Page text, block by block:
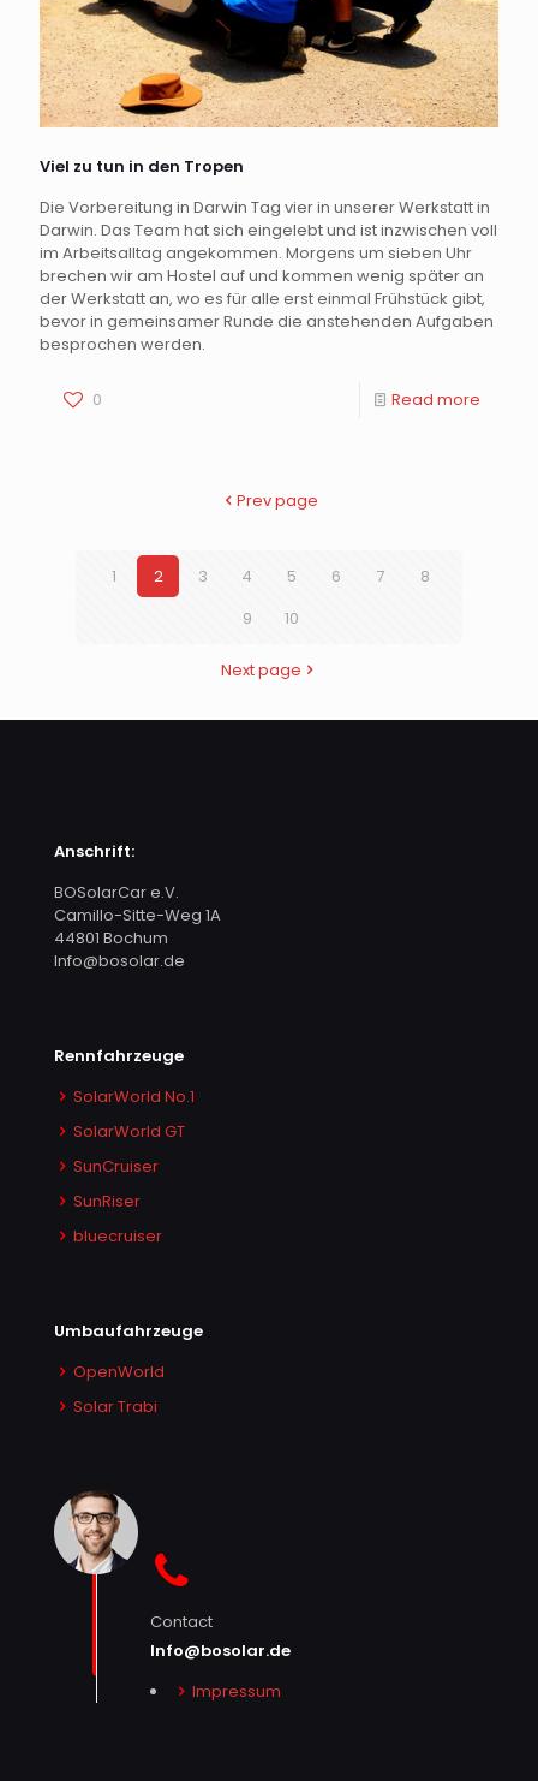
Viel zu tun in den Tropen
Die Vorbereitung in Darwin Tag vier in unserer Werkstatt in
Darwin. Das Team hat sich eingelebt und ist inzwischen voll
im Arbeitsalltag angekommen. Morgens um sieben Uhr
brechen wir am Hostel auf und kommen wenig später an
der Werkstatt an, wo es für alle erst einmal Frühstück gibt,
bevor in gemeinsamer Runde die anstehenden Aufgaben
besprochen werden.
0 Read more
Prev page
1 2 3 4 5 6 7
8
9
10
Next page
Anschrift:
BOSolarCar e.V.
Camillo-Sitte-Weg 1A
44801 Bochum
Info@bosolar.de
Rennfahrzeuge
SolarWorld No.1
SolarWorld GT
SunCruiser
SunRiser
bluecruiser
Umbaufahrzeuge
OpenWorld
Solar Trabi
Contact
Info@bosolar.de
Impressum